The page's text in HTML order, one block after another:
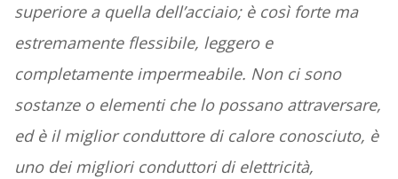
superiore a quella dell’acciaio; è così forte ma
estremamente flessibile, leggero e
completamente impermeabile. Non ci sono
sostanze o elementi che lo possano attraversare,
ed è il miglior conduttore di calore conosciuto, è
uno dei migliori conduttori di elettricità,